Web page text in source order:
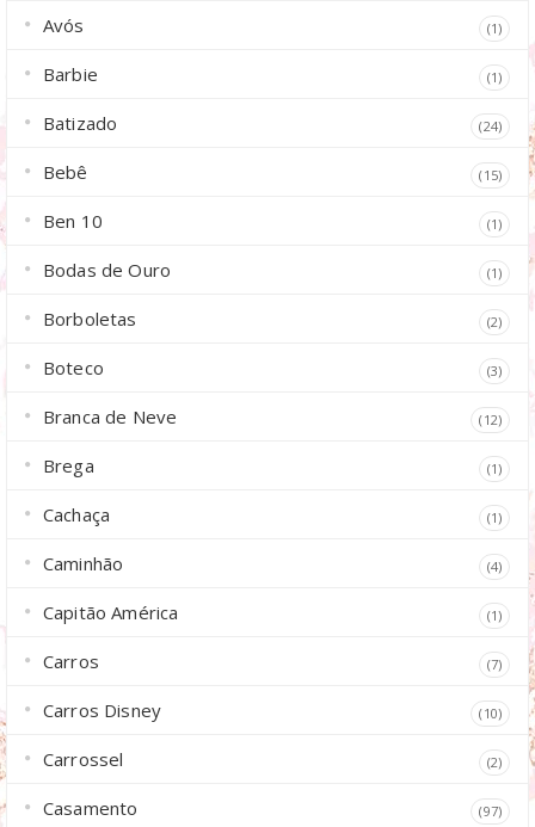
Avós (1)
Barbie (1)
Batizado (24)
Bebê (15)
Ben 10 (1)
Bodas de Ouro (1)
Borboletas (2)
Boteco (3)
Branca de Neve (12)
Brega (1)
Cachaça (1)
Caminhão (4)
Capitão América (1)
Carros (7)
Carros Disney (10)
Carrossel (2)
Casamento (97)